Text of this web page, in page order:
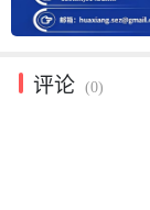
评论 (0)